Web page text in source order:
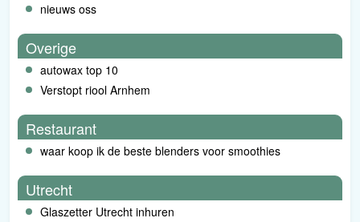
nieuws oss
Overige
autowax top 10
Verstopt riool Arnhem
Restaurant
waar koop ik de beste blenders voor smoothies
Utrecht
Glaszetter Utrecht inhuren